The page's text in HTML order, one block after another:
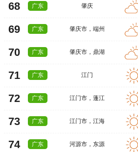
68 广东 肇庆
69 广东 肇庆市 ，端州
70 广东 肇庆市 ，鼎湖
71 广东 江门
72 广东 江门市 ，蓬江
73 广东 江门市 ，江海
74 广东 河源市 ，东源